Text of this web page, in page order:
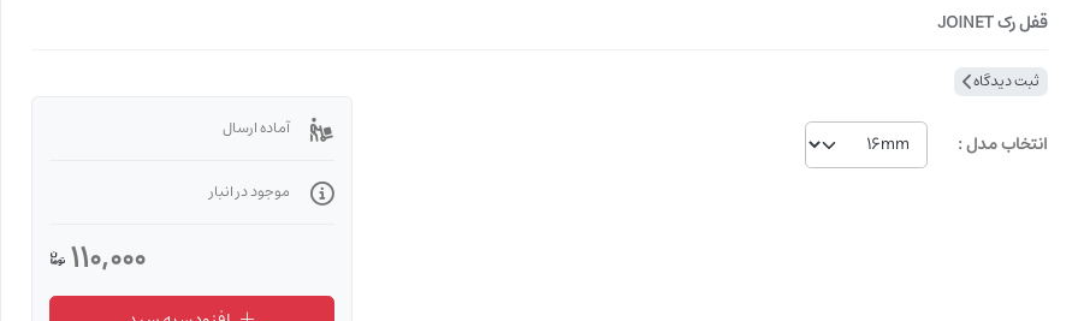
قفل رک JOINET
ثبت دیدگاه
انتخاب مدل :
انتخاب مدل آماده ارسال
موجود در انبار
110,000